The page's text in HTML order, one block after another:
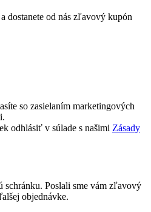
dostanete od nás zľavový kupón
so zasielaním marketingových
odhlásiť v súlade s našimi Zásady
schránku. Poslali sme vám zľavový
objednávke.